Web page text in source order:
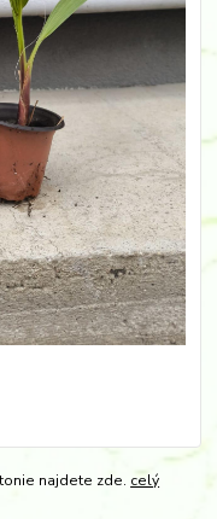
najdete zde. celý